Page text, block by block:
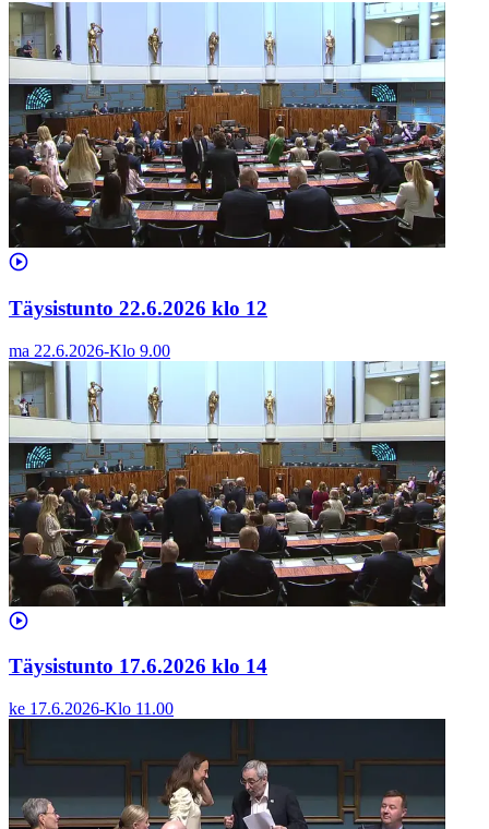
Täysistunto 22.6.2026 klo 12
ma 22.6.2026-Klo 9.00
Täysistunto 17.6.2026 klo 14
ke 17.6.2026-Klo 11.00